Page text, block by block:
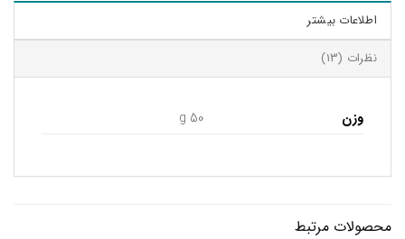
اطلاعات بیشتر
نظرات (13)
وزن 50 g
محصولات مرتبط